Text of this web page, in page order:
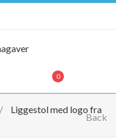
0
Back
Liggestol med logo fra